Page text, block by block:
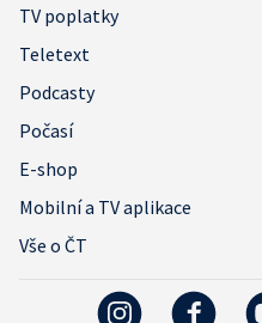
TV poplatky
Teletext
Podcasty
Počasí
E-shop
Mobilní a TV aplikace
Vše o ČT